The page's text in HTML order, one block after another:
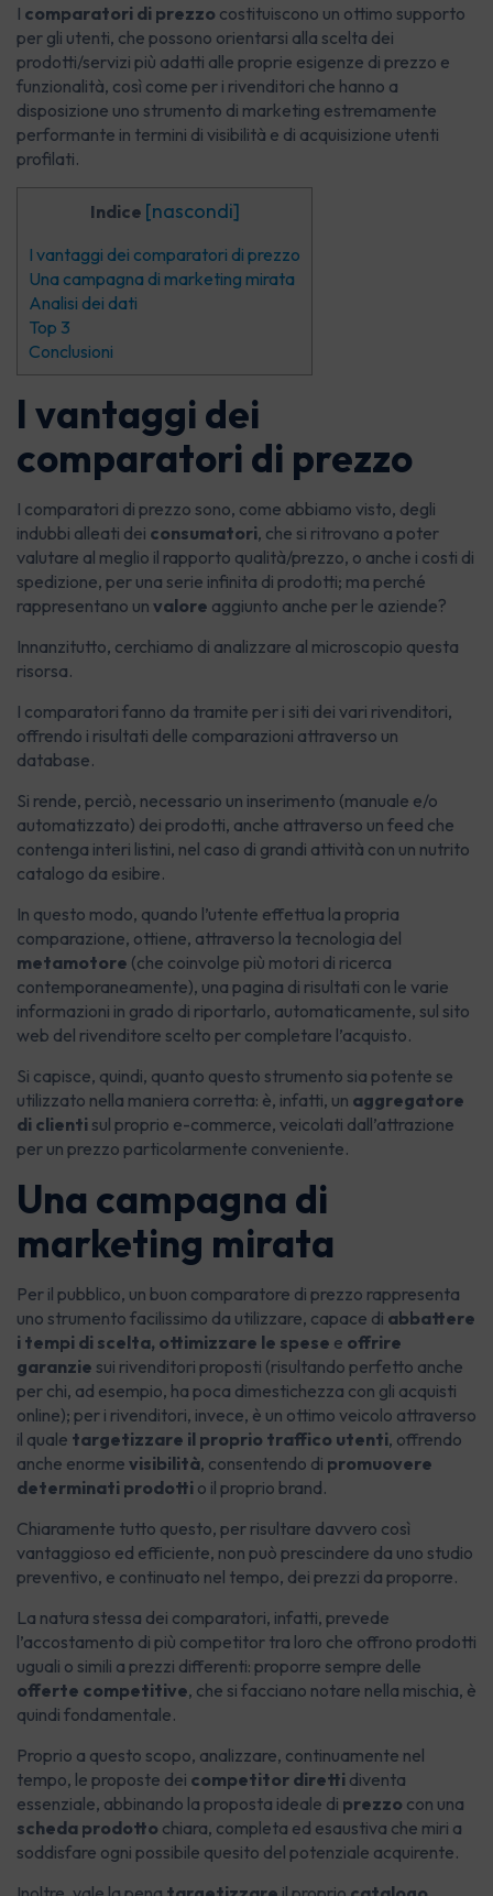
I comparatori di prezzo costituiscono un ottimo supporto
per gli utenti, che possono orientarsi alla scelta dei
prodotti/servizi più adatti alle proprie esigenze di prezzo e
funzionalità, così come per i rivenditori che hanno a
disposizione uno strumento di marketing estremamente
performante in termini di visibilità e di acquisizione utenti
profilati.
Indice [nascondi]
I vantaggi dei comparatori di prezzo
Una campagna di marketing mirata
Analisi dei dati
Top 3
Conclusioni
I vantaggi dei
comparatori di prezzo
I comparatori di prezzo sono, come abbiamo visto, degli
indubbi alleati dei consumatori, che si ritrovano a poter
valutare al meglio il rapporto qualità/prezzo, o anche i costi di
spedizione, per una serie infinita di prodotti; ma perché
rappresentano un valore aggiunto anche per le aziende?
Innanzitutto, cerchiamo di analizzare al microscopio questa
risorsa.
I comparatori fanno da tramite per i siti dei vari rivenditori,
offrendo i risultati delle comparazioni attraverso un
database.
Si rende, perciò, necessario un inserimento (manuale e/o
automatizzato) dei prodotti, anche attraverso un feed che
contenga interi listini, nel caso di grandi attività con un nutrito
catalogo da esibire.
In questo modo, quando l’utente effettua la propria
comparazione, ottiene, attraverso la tecnologia del
metamotore (che coinvolge più motori di ricerca
contemporaneamente), una pagina di risultati con le varie
informazioni in grado di riportarlo, automaticamente, sul sito
web del rivenditore scelto per completare l’acquisto.
Si capisce, quindi, quanto questo strumento sia potente se
utilizzato nella maniera corretta: è, infatti, un aggregatore
di clientisul proprio e-commerce, veicolati dall’attrazione
per un prezzo particolarmente conveniente.
Una campagna di
marketing mirata
Per il pubblico, un buon comparatore di prezzo rappresenta
uno strumento facilissimo da utilizzare, capace di abbattere
i tempi di scelta, ottimizzare le spese e offrire
garanzie sui rivenditori proposti (risultando perfetto anche
per chi, ad esempio, ha poca dimestichezza con gli acquisti
online); per i rivenditori, invece, è un ottimo veicolo attraverso
il quale targetizzare il proprio traffico utenti, offrendo
anche enorme visibilità, consentendo di promuovere
determinati prodotti o il proprio brand.
Chiaramente tutto questo, per risultare davvero così
vantaggioso ed efficiente, non può prescindere da uno studio
preventivo, e continuato nel tempo, dei prezzi da proporre.
La natura stessa dei comparatori, infatti, prevede
l’accostamento di più competitor tra loro che offrono prodotti
uguali o simili a prezzi differenti: proporre sempre delle
offerte competitive, che si facciano notare nella mischia, è
quindi fondamentale.
Proprio a questo scopo, analizzare, continuamente nel
tempo, le proposte dei competitor diretti diventa
essenziale, abbinando la proposta ideale di prezzo con una
scheda prodotto chiara, completa ed esaustiva che miri a
soddisfare ogni possibile quesito del potenziale acquirente.